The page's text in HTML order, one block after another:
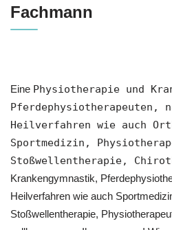
Fachmann
Eine Physiotherapie und
Pferdephysiotherapeuten,
Heilverfahren wie auch
Sportmedizin,
Stoßwellentherapie,
Krankengymnastik,
Heilverfahren wie auch
Stoßwellentherapie,